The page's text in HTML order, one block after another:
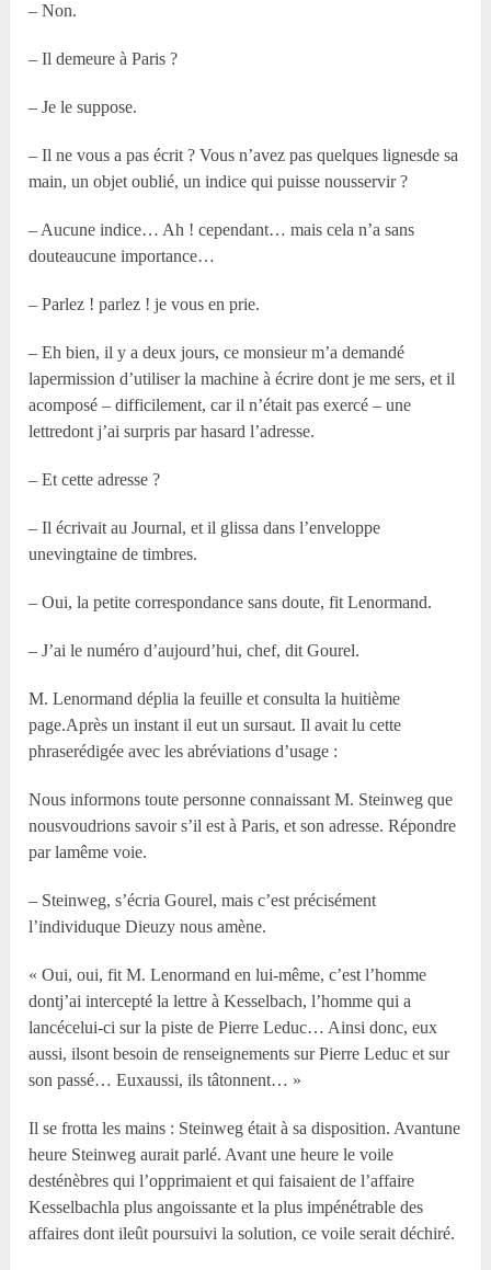
– Non.
– Il demeure à Paris ?
– Je le suppose.
– Il ne vous a pas écrit ? Vous n’avez pas quelques lignesde sa
main, un objet oublié, un indice qui puisse nousservir ?
– Aucune indice… Ah ! cependant… mais cela n’a sans
douteaucune importance…
– Parlez ! parlez ! je vous en prie.
– Eh bien, il y a deux jours, ce monsieur m’a demandé
lapermission d’utiliser la machine à écrire dont je me sers, et il
acomposé – difficilement, car il n’était pas exercé – une
lettredont j’ai surpris par hasard l’adresse.
– Et cette adresse ?
– Il écrivait au Journal, et il glissa dans l’enveloppe
unevingtaine de timbres.
– Oui, la petite correspondance sans doute, fit Lenormand.
– J’ai le numéro d’aujourd’hui, chef, dit Gourel.
M. Lenormand déplia la feuille et consulta la huitième
page.Après un instant il eut un sursaut. Il avait lu cette
phraserédigée avec les abréviations d’usage :
Nous informons toute personne connaissant M. Steinweg que
nousvoudrions savoir s’il est à Paris, et son adresse. Répondre
par lamême voie.
– Steinweg, s’écria Gourel, mais c’est précisément
l’individuque Dieuzy nous amène.
« Oui, oui, fit M. Lenormand en lui-même, c’est l’homme
dontj’ai intercepté la lettre à Kesselbach, l’homme qui a
lancécelui-ci sur la piste de Pierre Leduc… Ainsi donc, eux
aussi, ilsont besoin de renseignements sur Pierre Leduc et sur
son passé… Euxaussi, ils tâtonnent… »
Il se frotta les mains : Steinweg était à sa disposition. Avantune
heure Steinweg aurait parlé. Avant une heure le voile
desténèbres qui l’opprimaient et qui faisaient de l’affaire
Kesselbachla plus angoissante et la plus impénétrable des
affaires dont ileût poursuivi la solution, ce voile serait déchiré.